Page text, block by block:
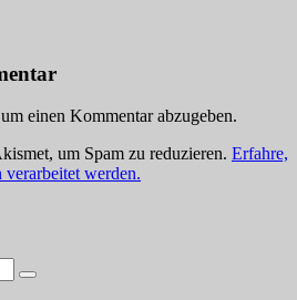
einen Kommentar abzugeben.
um Spam zu reduzieren. Erfahre,
werden.